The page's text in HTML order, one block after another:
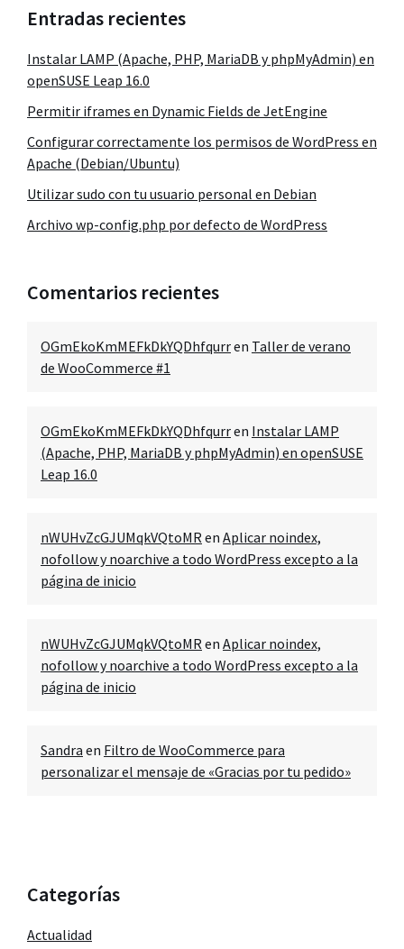
Entradas recientes
Instalar LAMP (Apache, PHP, MariaDB y phpMyAdmin) en
openSUSE Leap 16.0
Permitir iframes en Dynamic Fields de JetEngine
Configurar correctamente los permisos de WordPress en
Apache (Debian/Ubuntu)
Utilizar sudo con tu usuario personal en Debian
Archivo wp-config.php por defecto de WordPress
Comentarios recientes
OGmEkoKmMEFkDkYQDhfqurren Taller de verano
de WooCommerce #1
OGmEkoKmMEFkDkYQDhfqurren Instalar LAMP
(Apache, PHP, MariaDB y phpMyAdmin) en openSUSE
Leap 16.0
nWUHvZcGJUMqkVQtoMRen Aplicar noindex,
nofollow y noarchive a todo WordPress excepto a la
página de inicio
nWUHvZcGJUMqkVQtoMRen Aplicar noindex,
nofollow y noarchive a todo WordPress excepto a la
página de inicio
Sandra en Filtro de WooCommerce para
personalizar el mensaje de «Gracias por tu pedido»
Categorías
Actualidad